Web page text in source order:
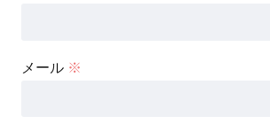
メール ※